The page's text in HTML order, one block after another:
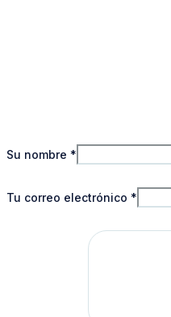
Su nombre *
Tu correo electrónico *